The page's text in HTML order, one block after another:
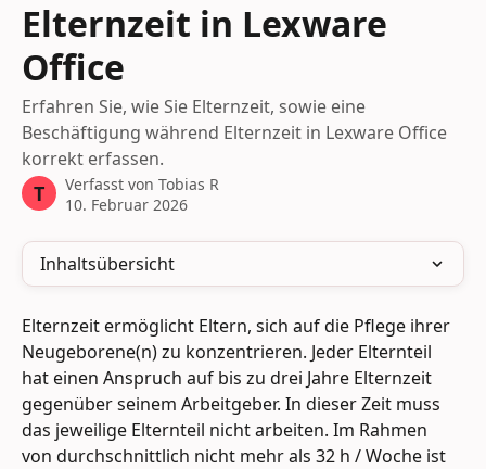
Elternzeit in Lexware
Office
Erfahren Sie, wie Sie Elternzeit, sowie eine
Beschäftigung während Elternzeit in Lexware Office
korrekt erfassen.
T Verfasst von Tobias R
10. Februar 2026
Inhaltsübersicht
Elternzeit ermöglicht Eltern, sich auf die Pflege ihrer
Neugeborene(n) zu konzentrieren. Jeder Elternteil
hat einen Anspruch auf bis zu drei Jahre Elternzeit
gegenüber seinem Arbeitgeber. In dieser Zeit muss
das jeweilige Elternteil nicht arbeiten. Im Rahmen
von durchschnittlich nicht mehr als 32 h / Woche ist